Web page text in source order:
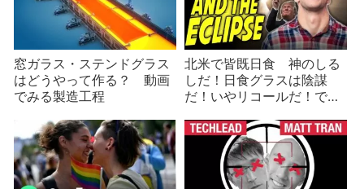
窓ガラス・ステンドグラス
はどうやって作る？ 動画
でみる製造工程
北米で皆既日食 神のしる
しだ！日食グラスは陰謀
だ！いやリコールだ！で目